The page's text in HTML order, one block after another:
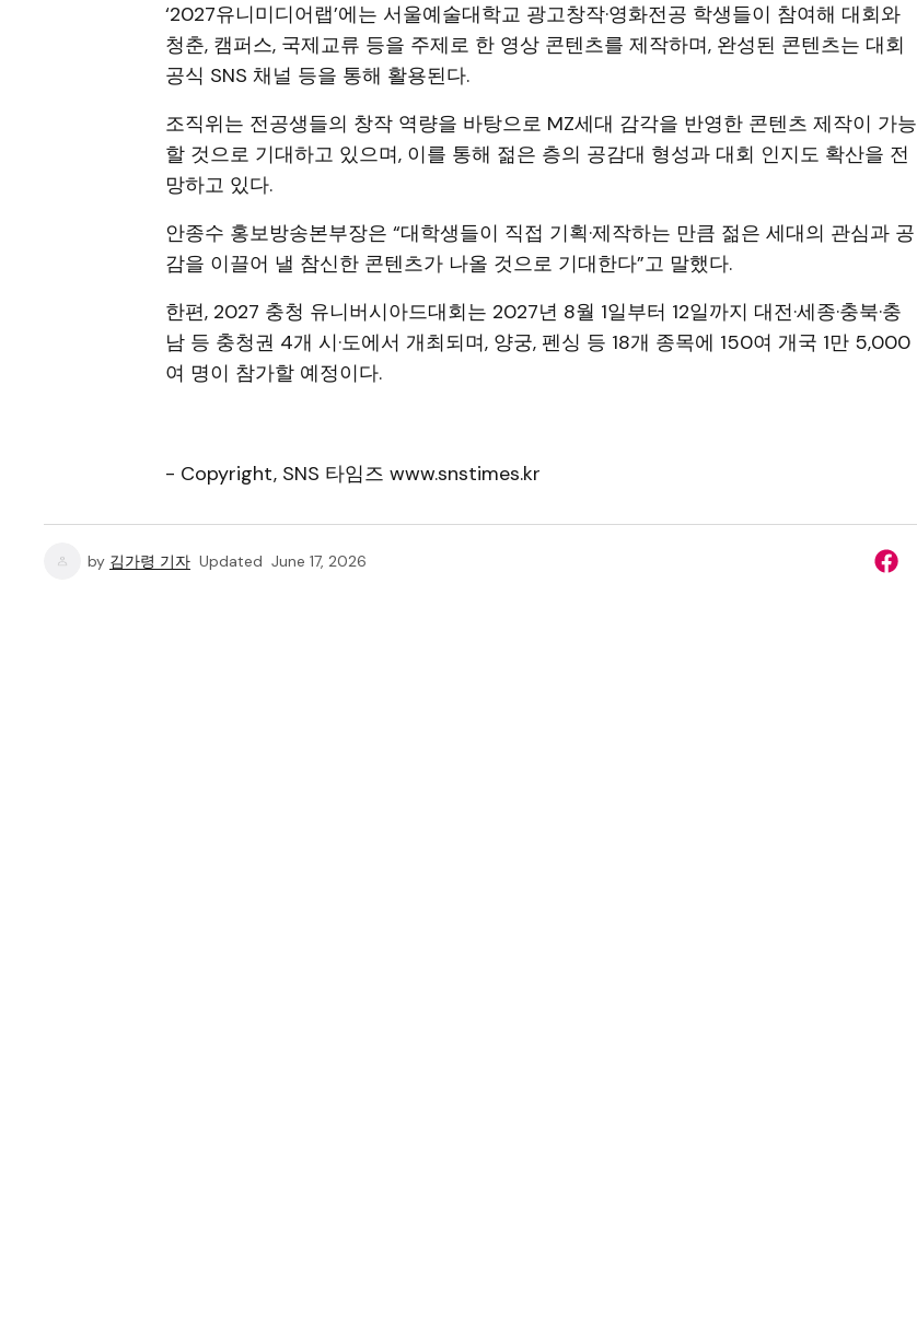
‘2027유니미디어랩’에는 서울예술대학교 광고창작·영화전공 학생들이 참여해 대회와
청춘, 캠퍼스, 국제교류 등을 주제로 한 영상 콘텐츠를 제작하며, 완성된 콘텐츠는 대회
공식 SNS 채널 등을 통해 활용된다.
조직위는 전공생들의 창작 역량을 바탕으로 MZ세대 감각을 반영한 콘텐츠 제작이 가능
할 것으로 기대하고 있으며, 이를 통해 젊은 층의 공감대 형성과 대회 인지도 확산을 전
망하고 있다.
안종수 홍보방송본부장은 “대학생들이 직접 기획·제작하는 만큼 젊은 세대의 관심과 공
감을 이끌어 낼 참신한 콘텐츠가 나올 것으로 기대한다”고 말했다.
한편, 2027 충청 유니버시아드대회는 2027년 8월 1일부터 12일까지 대전·세종·충북·충
남 등 충청권 4개 시·도에서 개최되며, 양궁, 펜싱 등 18개 종목에 150여 개국 1만 5,000
여 명이 참가할 예정이다.
- Copyright, SNS 타임즈 www.snstimes.kr
by 김가령 기자 Updated June 17, 2026